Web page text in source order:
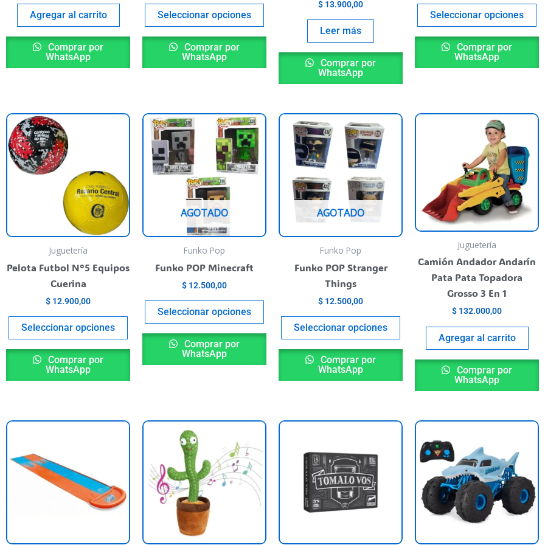
Agregar al carrito
Comprar por
WhatsApp
Seleccionar opciones
producto
Comprar por
WhatsApp
$ 13.900,00
Leer más
Comprar por
WhatsApp
Seleccionar opciones
Comprar por
WhatsApp
Juguetería
Pelota Futbol N°5 Equipos
Cuerina
$ 12.900,00
Seleccionar opciones
Este
producto
varias
Las
opciones
se
página
producto
Comprar por
WhatsApp
AGOTADO
Funko Pop
Funko POP Minecraft
$ 12.500,00
Seleccionar opciones
Este
producto
variantes.
se
del
producto
Comprar por
WhatsApp
AGOTADO
Funko Pop
Funko POP Stranger
Things
$ 12.500,00
Seleccionar opciones
Este
variantes.
opciones
se
elegir
producto
Comprar por
WhatsApp
Juguetería
Camión Andador Andarín
Pata Pata Topadora
Grosso 3 En 1
$ 132.000,00
Agregar al carrito
Comprar por
WhatsApp